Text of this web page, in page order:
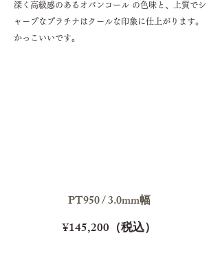
深く高級感のあるオバンコール の色味と、上質でシ
ャープなプラチナはクールな印象に仕上がります。
かっこいいです。
PT950 / 3.0mm幅
¥145,200（税込）